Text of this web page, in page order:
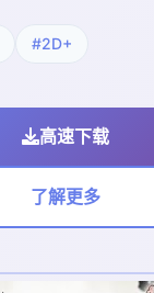
#2D+
高速下载
了解更多